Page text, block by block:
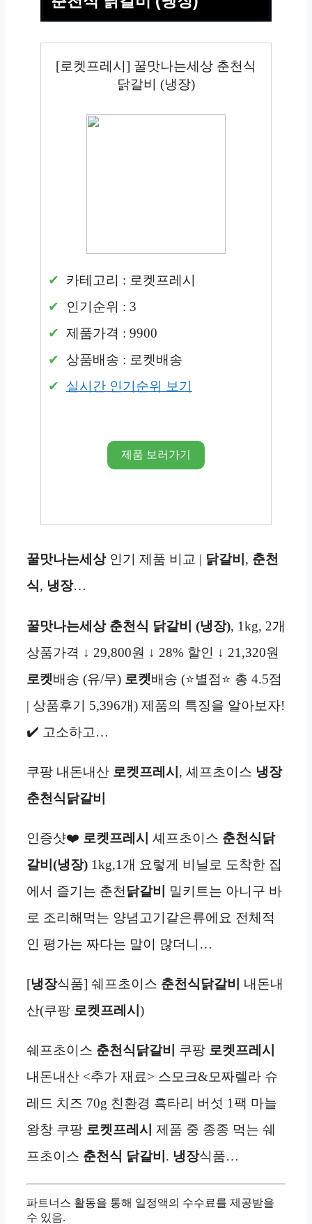
[로켓프레시] 꿀맛나는세상 춘천식
닭갈비 (냉장)
카테고리 : 로켓프레시
인기순위 : 3
제품가격 : 9900
상품배송 : 로켓배송
실시간 인기순위 보기
제품 보러가기
꿀맛나는세상인기 제품 비교 | 닭갈비 , 춘천
식, 냉장…
꿀맛나는세상 춘천식 닭갈비 (냉장), 1kg, 2개
상품가격 ↓ 29,800원 ↓ 28% 할인 ↓ 21,320원
로켓배송 (유/무) 로켓배송 (⭐별점⭐ 총 4.5점
| 상품후기 5,396개) 제품의 특징을 알아보자!
✔️ 고소하고…
쿠팡 내돈내산 로켓프레시 , 셰프초이스 냉장
춘천식닭갈비
인증샷❤️ 로켓프레시 셰프초이스 춘천식닭
갈비(냉장) 1kg,1개 요렇게 비닐로 도착한 집
에서 즐기는 춘천 닭갈비
밀키트는 아니구 바
로 조리해먹는 양념고기같은류에요 전체적
인 평가는 짜다는 말이 많더니…
[냉장식품] 쉐프초이스 춘천식닭갈비
내돈내
산(쿠팡 로켓프레시 )
쉐프초이스 춘천식닭갈비 쿠팡 로켓프레시
내돈내산 <추가 재료> 스모크&모짜렐라 슈
레드 치즈 70g 친환경 흑타리 버섯 1팩 마늘
왕창 쿠팡 로켓프레시 제품 중 종종 먹는 쉐
프초이스 춘천식 닭갈비 . 냉장식품…
파트너스 활동을 통해 일정액의 수수료를 제공받을
수 있음.